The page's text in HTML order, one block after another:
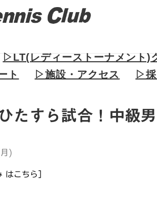
▷LT(レディーストーナメント)
ト
▷施設・アクセス ▷採
たすら試合！中級
)
はこちら］